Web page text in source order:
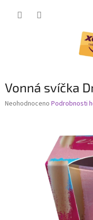
Vonná svíčka
Průměrné
Neohodnoceno Podrobnosti